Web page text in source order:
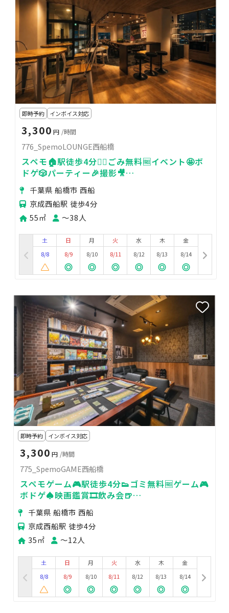
即時予約 インボイス対応
3,300 円 /時間
776_SpemoLOUNGE西船橋
スペモ🏠駅徒歩4分🚶‍♀️ごみ無料🆓イベント🤩ボ
ドゲ🎲パーティー🎉撮影🎥
776_SpemoLOUNGE西船橋
千葉県 船橋市 西船
京成西船駅 徒歩4分
55㎡
〜38人
土
8/8
日
8/9
月
8/10
火
8/11
水
8/12
木
8/13
金
8/14
即時予約 インボイス対応
3,300 円 /時間
775_SpemoGAME西船橋
スペモゲーム🎮駅徒歩4分👟ゴミ無料🆓ゲーム🎮
ボドゲ♠️映画鑑賞🎞️飲み会🍺
775_SpemoGAME西船橋
千葉県 船橋市 西船
京成西船駅 徒歩4分
35㎡
〜12人
土
8/8
日
8/9
月
8/10
火
8/11
水
8/12
木
8/13
金
8/14